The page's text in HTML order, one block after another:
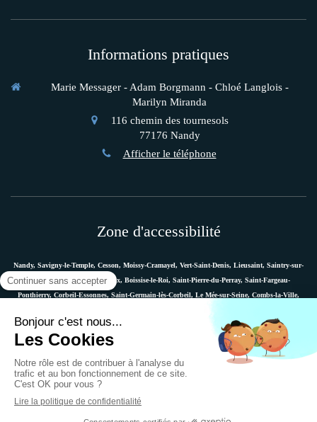
Informations pratiques
Marie Messager - Adam Borgmann - Chloé Langlois -
Marilyn Miranda
116 chemin des tournesols
77176 Nandy
Afficher le téléphone
Zone d'accessibilité
Nandy, Savigny-le-Temple, Cesson, Moissy-Cramayel, Vert-Saint-Denis, Lieusaint, Saintry-sur-
Seine, Le Coudray-Montceaux, Boissise-le-Roi, Saint-Pierre-du-Perray, Saint-Fargeau-
Ponthierry, Corbeil-Essonnes, Saint-Germain-lès-Corbeil, Le Mée-sur-Seine, Combs-la-Ville,
Boussy-Saint-Antoine, etc.
Plan du site
Ostéopathe Versailles